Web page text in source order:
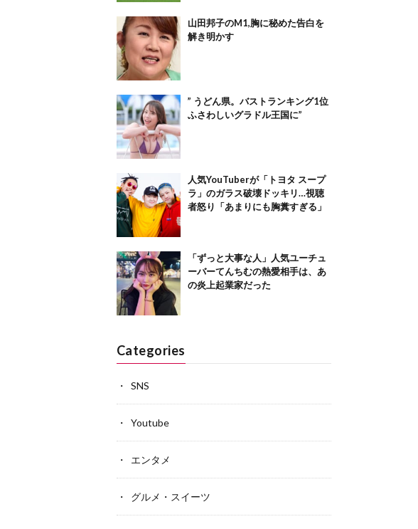
山田邦子のM1,胸に秘めた告白を
解き明かす
” うどん県。バストランキング1位
ふさわしいグラドル王国に”
人気YouTuberが「トヨタ スープ
ラ」のガラス破壊ドッキリ…視聴
者怒り「あまりにも胸糞すぎる」
「ずっと大事な人」人気ユーチュ
ーバーてんちむの熱愛相手は、あ
の炎上起業家だった
Categories
SNS
Youtube
エンタメ
グルメ・スイーツ